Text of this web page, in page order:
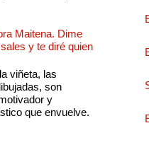
Maitena. Dime
y te diré quien
viñeta, las
son
y
que envuelve.